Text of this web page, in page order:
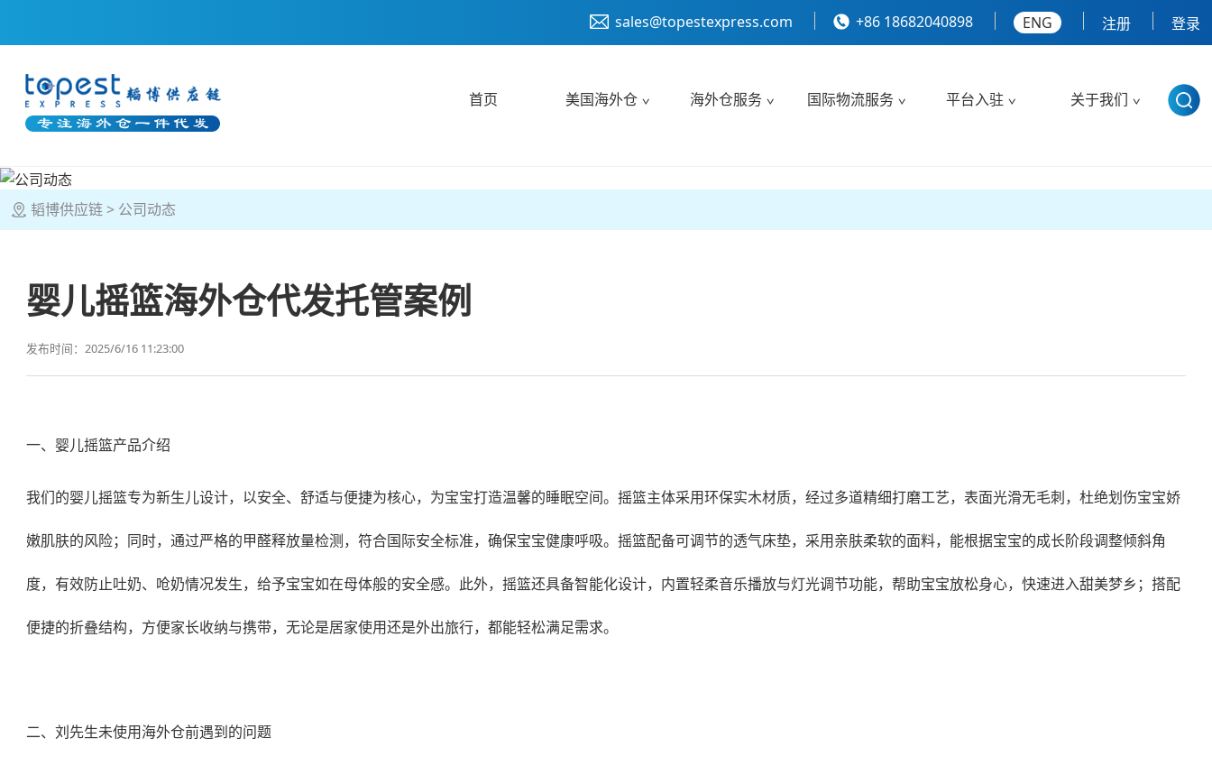
sales@topestexpress.com +86 18682040898 ENG 注册 登录
首页 美国海外仓 海外仓服务 国际物流服务 平台入驻 关于我们
韬博供应链 公司动态
婴儿摇篮海外仓代发托管案例
发布时间：2025/6/16 11:23:00
一、婴儿摇篮产品介绍
我们的婴儿摇篮专为新生儿设计，以安全、舒适与便捷为核心，为宝宝打造温馨的睡眠空间。摇篮主体采用环保实木材质，经过多道精细打磨工艺，表面光滑无毛刺，杜绝划伤宝宝娇
嫩肌肤的风险；同时，通过严格的甲醛释放量检测，符合国际安全标准，确保宝宝健康呼吸。摇篮配备可调节的透气床垫，采用亲肤柔软的面料，能根据宝宝的成长阶段调整倾斜角
度，有效防止吐奶、呛奶情况发生，给予宝宝如在母体般的安全感。此外，摇篮还具备智能化设计，内置轻柔音乐播放与灯光调节功能，帮助宝宝放松身心，快速进入甜美梦乡；搭配
便捷的折叠结构，方便家长收纳与携带，无论是居家使用还是外出旅行，都能轻松满足需求。
二、刘先生未使用海外仓前遇到的问题